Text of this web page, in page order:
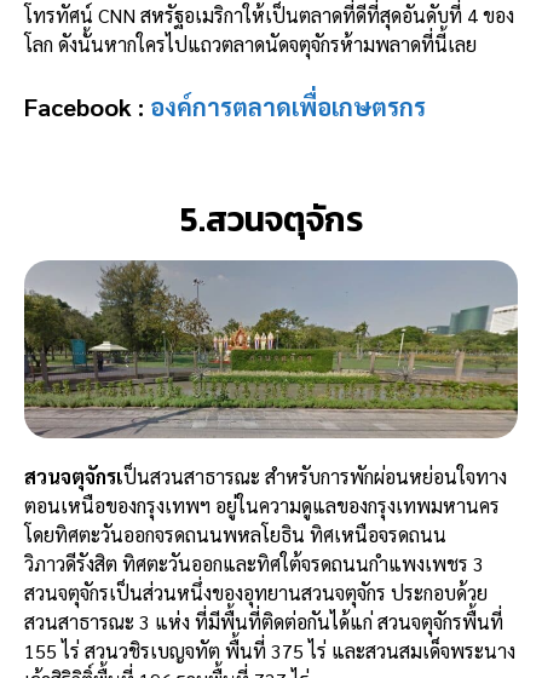
โทรทัศน์ CNN สหรัฐอเมริกาให้เป็นตลาดที่ดีที่สุดอันดับที่ 4 ของ
โลก ดังนั้นหากใครไปแถวตลาดนัดจตุจักรห้ามพลาดที่นี้เลย
Facebook : องค์การตลาดเพื่อเกษตรกร
5.สวนจตุจักร
สวนจตุจักรเป็นสวนสาธารณะ สำหรับการพักผ่อนหย่อนใจทาง
ตอนเหนือของกรุงเทพฯ อยู่ในความดูแลของกรุงเทพมหานคร
โดยทิศตะวันออกจรดถนนพหลโยธิน ทิศเหนือจรดถนน
วิภาวดีรังสิต ทิศตะวันออกและทิศใต้จรดถนนกำแพงเพชร 3
สวนจตุจักรเป็นส่วนหนึ่งของอุทยานสวนจตุจักร ประกอบด้วย
สวนสาธารณะ 3 แห่ง ที่มีพื้นที่ติดต่อกันได้แก่ สวนจตุจักรพื้นที่
155 ไร่ สวนวชิรเบญจทัต พื้นที่ 375 ไร่ และสวนสมเด็จพระนาง